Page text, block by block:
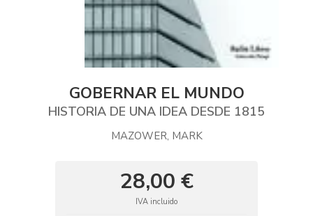
GOBERNAR EL MUNDO
HISTORIA DE UNA IDEA DESDE 1815
MAZOWER, MARK
28,00 €
IVA incluido